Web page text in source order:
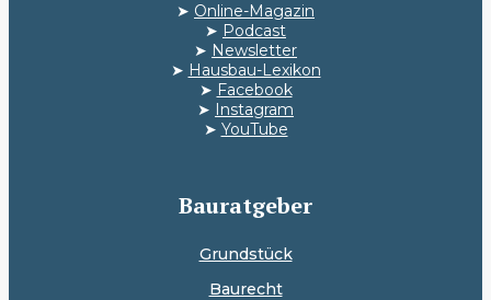
➤ Online-Magazin
➤ Podcast
➤ Newsletter
➤ Hausbau-Lexikon
➤ Facebook
➤
Instagram
➤ YouTube
Bauratgeber
Grundstück
Baurecht